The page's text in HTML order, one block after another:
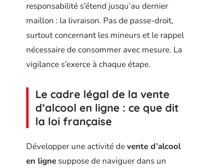
responsabilité s’étend jusqu’au dernier
maillon : la livraison. Pas de passe-droit,
surtout concernant les mineurs et le rappel
nécessaire de consommer avec mesure. La
vigilance s’exerce à chaque étape.
Le cadre légal de la vente
d’alcool en ligne : ce que dit
la loi française
Développer une activité devente d’alcool
en ligne suppose de naviguer dans un